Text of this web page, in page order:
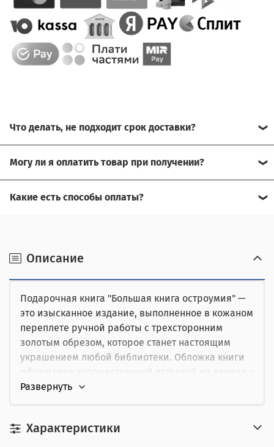
помочь.
наличными при получении,
картой курьеру.
Описание
Подарочная книга "Большая книга остроумия" —
это изысканное издание, выполненное в кожаном
переплете ручной работы с трехсторонним
золотым обрезом, которое станет настоящим
украшением любой библиотеки. Обложка книги
оформлена художественной вставкой из дерева с
элегантной гравировкой, затертой позолотой, что
Внутри читатель найдет увлекательные истории
Характеристики